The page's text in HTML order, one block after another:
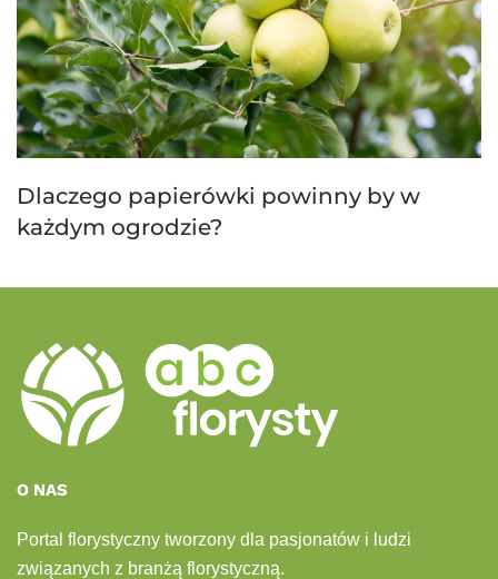
Dlaczego papierówki powinny by w
każdym ogrodzie?
O NAS
Portal florystyczny tworzony dla pasjonatów i ludzi
związanych z branżą florystyczną.